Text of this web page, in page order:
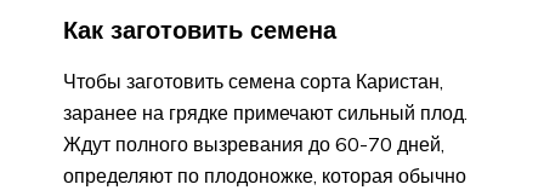
Как заготовить семена
Чтобы заготовить семена сорта Каристан,
заранее на грядке примечают сильный плод.
Ждут полного вызревания до 60-70 дней,
определяют по плодоножке, которая обычно